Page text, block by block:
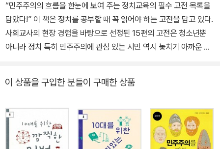
서 《연극》 《교과서로 연극하자》 《민주주의를 만든 생각들》을 썼다.
“민주주의의 흐름을 한눈에 보여 주는 정치교육의 필수 고전 목록을
담았다!” 이 책은 정치를 공부할 때 꼭 읽어야 하는 고전을 담고 있다.
사회교사의 현장 경험을 바탕으로 선정된 15편의 고전은 청소년뿐
아니라 정치 특히 민주주의에 관심 있는 시민 역시 놓치기 아까운 목
가 무엇이었는지 보이기 시작한다. 민주주의는 어느 한 사람, 한 시대
주의란 많은 사상가와 정치가가 몇 천 년 동안 꿈꾸고 논쟁하는 과정
에서 발전하고 변화한 결과물이다. 물론 지금도 진행형이다. 정리된
몇 개의 개념이나 간단한 요약, 짤막한 인용문을 통해 이해한 민주주
이 상품을 구입한 분들이 구매한 상품